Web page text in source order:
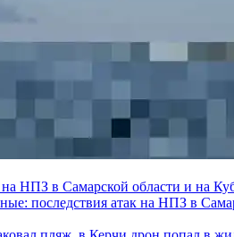
НПЗ в Самарской области и на
последствия атак на НПЗ в